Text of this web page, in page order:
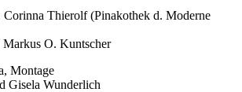
Thierolf (Pinakothek d. Moderne
O. Kuntscher
Montage
Gisela Wunderlich